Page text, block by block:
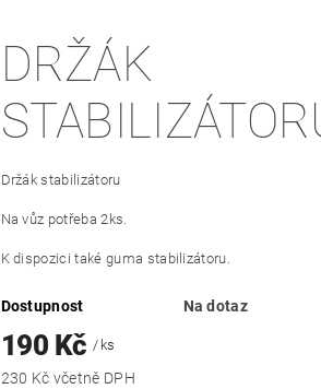
DRŽÁK
Držák stabilizátoru
Na vůz potřeba 2ks.
K dispozici také guma stabilizátoru.
Dostupnost Na dotaz
190 Kč/ ks
230 Kč včetně DPH